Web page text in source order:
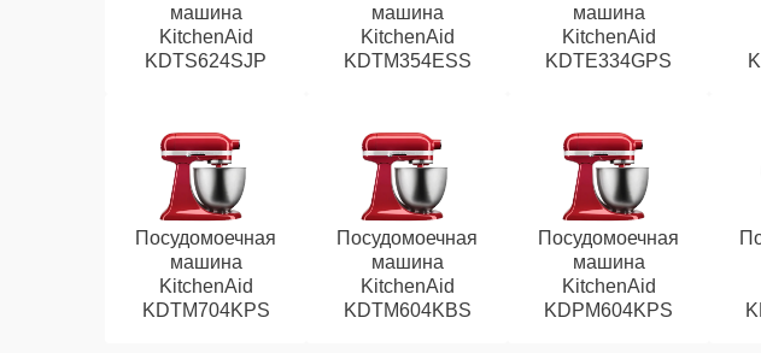
машина
KitchenAid
KDTS624SJP
машина
KitchenAid
KDTM354ESS
машина
KitchenAid
KDTE334GPS
Посудомоечная
машина
KitchenAid
KDTM704KPS
Посудомоечная
машина
KitchenAid
KDTM604KBS
Посудомоечная
машина
KitchenAid
KDPM604KPS